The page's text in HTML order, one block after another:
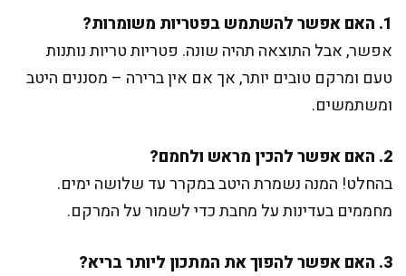
1. האם אפשר להשתמש בפטריות משומרות?
אפשר, אבל התוצאה תהיה שונה. פטריות טריות נותנות
טעם ומרקם טובים יותר, אך אם אין ברירה – מסננים היטב
ומשתמשים.
2. האם אפשר להכין מראש ולחמם?
בהחלט! המנה נשמרת היטב במקרר עד שלושה ימים.
מחממים בעדינות על מחבת כדי לשמור על המרקם.
3. האם אפשר להפוך את המתכון ליותר בריא?